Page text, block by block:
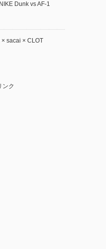
Dunk vs AF-1
sacai × CLOT
ンク